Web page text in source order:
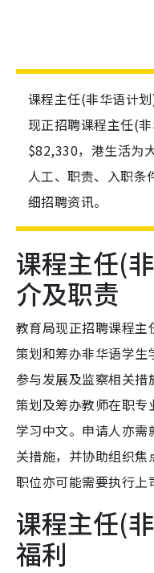
课程主任(非华语计
现正招聘课程主任(
$82,330，港生活为
人工、职责、入职条
细招聘资讯。
课程主任(
介及职责
教育局现正招聘课程
策划和筹办非华语学
参与发展及监察相关
策划及筹办教师在职
学习中文。申请人亦
关措施，并协助组织焦
职位亦可能需要执行上
课程主任(
福利